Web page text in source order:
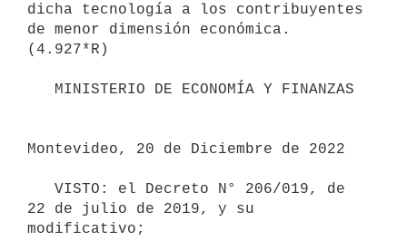
dicha tecnología a los contribuyentes
de menor dimensión económica.
(4.927*R)
Montevideo, 20 de Diciembre de 2022
22 de julio de 2019, y su
modificativo;